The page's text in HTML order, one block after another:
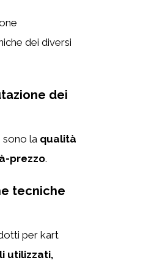
dei diversi
dei
sono la qualità
prezzo.
tecniche
per kart
utilizzati,